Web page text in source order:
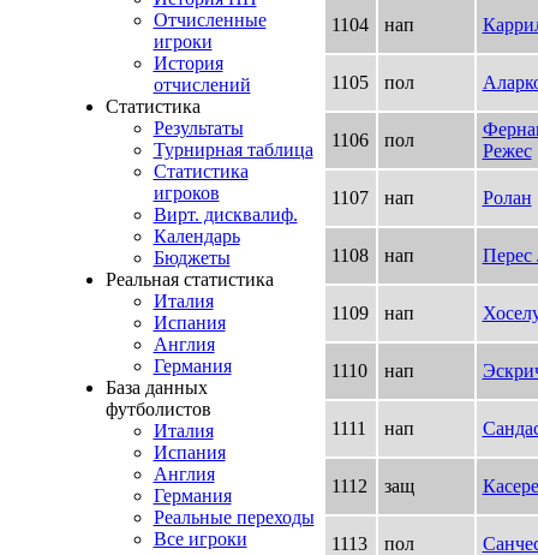
Отчисленные
игроки
История
отчислений
Статистика
Результаты
Турнирная таблица
Статистика
игроков
Вирт. дисквалиф.
Календарь
Бюджеты
Реальная статистика
Италия
Испания
Англия
Германия
База данных
футболистов
Италия
Испания
Англия
Германия
Реальные переходы
Все игроки
1104 нап
1105 пол
1106 пол
Режес
1107 нап Ролан
1108 нап Перес
1109 нап
1110 нап
1111 нап
1112 защ
1113 пол